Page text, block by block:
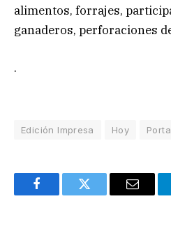
alimentos, forrajes,
ganaderos, perforaciones
.
Edición Impresa Hoy
FacebookTwitter Email